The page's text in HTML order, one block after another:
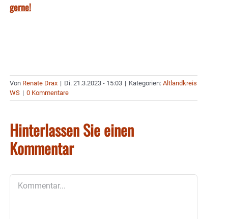
gerne!
Von Renate Drax | Di. 21.3.2023 - 15:03 | Kategorien: Altlandkreis
WS | 0 Kommentare
Hinterlassen Sie einen
Kommentar